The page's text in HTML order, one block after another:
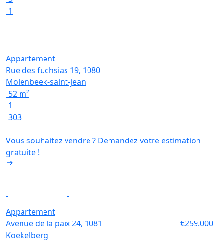
1
Appartement
Rue des fuchsias 19, 1080
Molenbeek-saint-jean
52 m²
1
303
Vous souhaitez vendre ? Demandez votre estimation
gratuite !
Appartement
Avenue de la paix 24, 1081
Koekelberg
€259.000